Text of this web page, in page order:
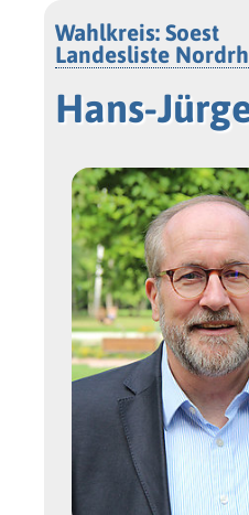
Wahlkreis: Soest
Landesliste
Hans-